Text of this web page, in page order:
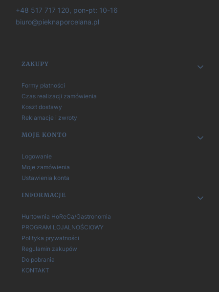
+48 517 717 120, pon-pt: 10-16
biuro@pieknaporcelana.pl
Linki w stopce
ZAKUPY
Formy płatności
Czas realizacji zamówienia
Koszt dostawy
Reklamacje i zwroty
MOJE KONTO
Logowanie
Moje zamówienia
Ustawienia konta
INFORMACJE
Hurtownia HoReCa/Gastronomia
PROGRAM LOJALNOŚCIOWY
Polityka prywatności
Regulamin zakupów
Do pobrania
KONTAKT